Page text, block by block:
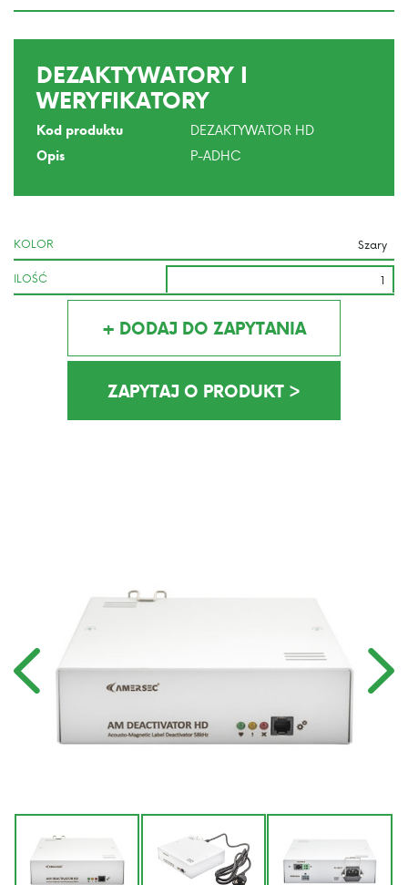
DEZAKTYWATORY I
WERYFIKATORY
Kod produktu DEZAKTYWATOR HD
Opis P-ADHC
KOLOR
ILOŚĆ
+ DODAJ DO ZAPYTANIA